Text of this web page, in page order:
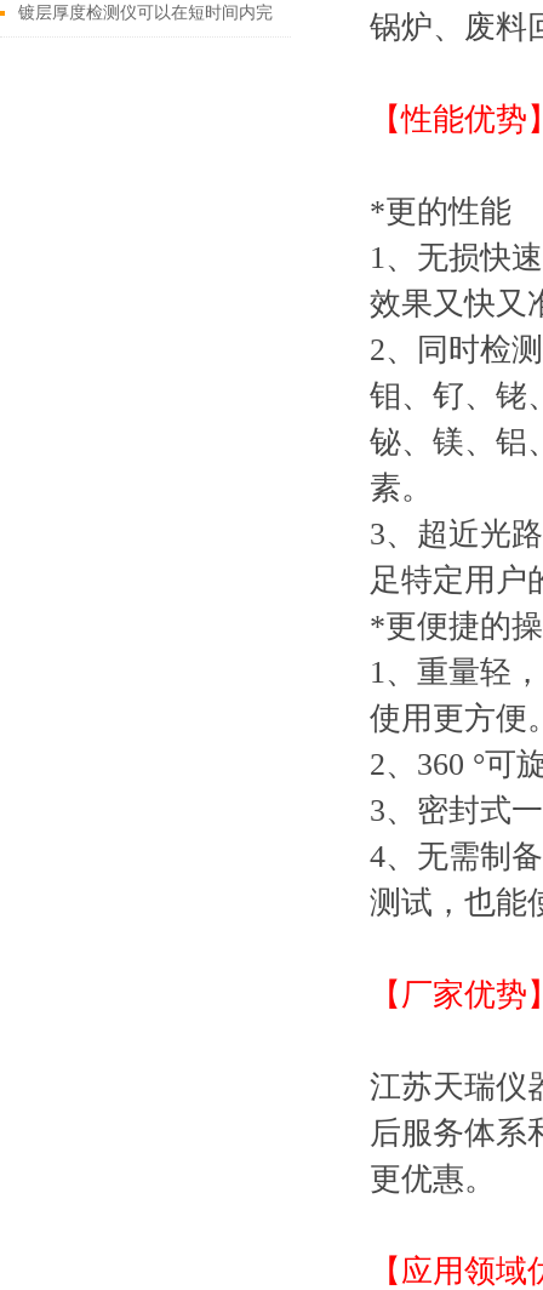
镀层厚度检测仪可以在短时间内完
锅炉、废料
【性能优势
*更的性能
1、无损快
效果又快又
2、同时检
钼、钌、铑
铋、镁、铝
素。
3、超近光
足特定用户
*更便捷的
1、重量轻
使用更方便
2、360 °可
3、密封式
4、无需制
测试，也能
【厂家优势
江苏天瑞仪
后服务体系
更优惠。
【应用领域